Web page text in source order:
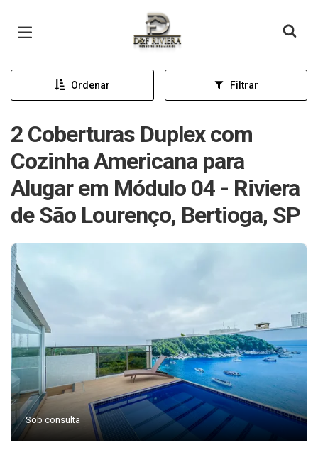
Página inicial
Ordenar Filtrar
2 Coberturas Duplex com
Cozinha Americana para
Alugar em Módulo 04 - Riviera
de São Lourenço, Bertioga, SP
Sob consulta